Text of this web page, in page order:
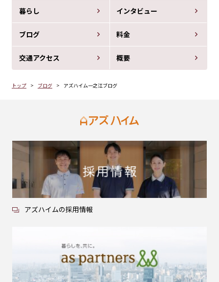
暮らし インタビュー
ブログ 料金
交通アクセス 概要
トップ ブログ アズハイム一之江ブログ
アズハイムの採用情報